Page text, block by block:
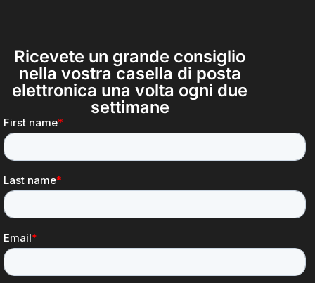
Ricevete un grande consiglio
nella vostra casella di posta
elettronica una volta ogni due
settimane